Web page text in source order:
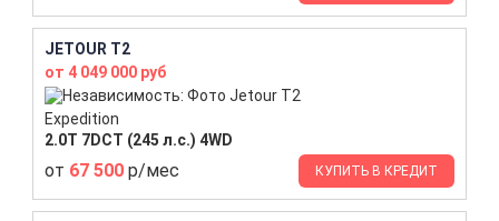
JETOUR T2
от 4 049 000 руб
Expedition
2.0T 7DCT (245 л.с.) 4WD
от 67 500 р/мес КУПИТЬ В КРЕДИТ